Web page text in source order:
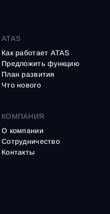
ATAS
Как работает ATAS
Предложить функцию
План развития
Что нового
КОМПАНИЯ
О компании
Сотрудничество
Контакты